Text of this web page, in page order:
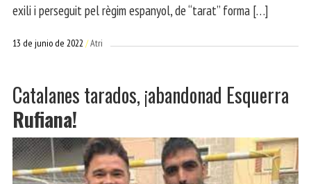
exili i perseguit pel règim espanyol, de “tarat” forma […]
13 de junio de 2022 Atri
Catalanes tarados, ¡abandonad Esquerra
Rufiana!